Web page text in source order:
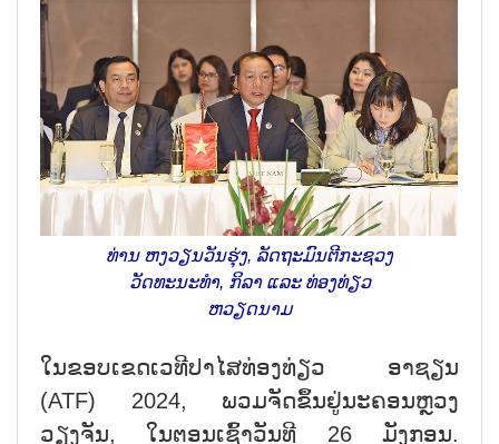
ທ່ານ ຫງວຽນວັນຮຸ່ງ, ລັດຖະມົນຕີກະຊວງ
ວັດທະນະທຳ, ກິລາ ແລະ ທ່ອງທ່ຽວ
ຫວຽດນາມ
ໃນຂອບເຂດເວທີປາໄສທ່ອງທ່ຽວ ອາຊຽນ
(ATF) 2024, ພວມຈັດຂຶ້ນຢູ່ນະຄອນຫຼວງ
ວຽງຈັນ, ໃນຕອນເຊົ້າວັນທີ 26 ມັງກອນ.